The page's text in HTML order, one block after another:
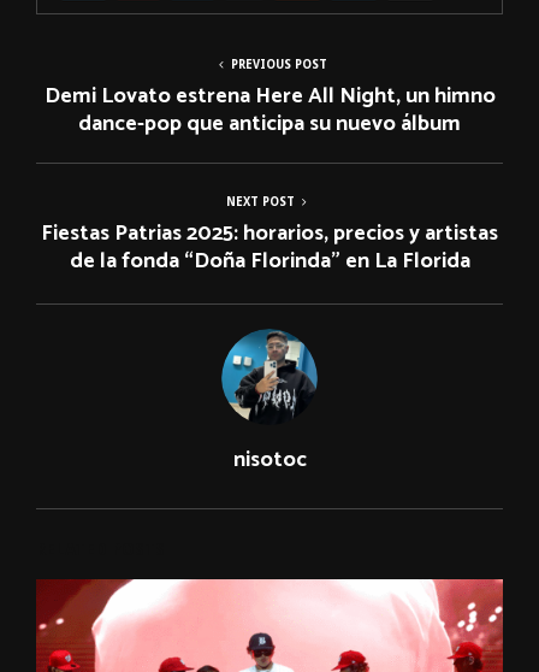
PREVIOUS POST
Demi Lovato estrena Here All Night, un himno
dance-pop que anticipa su nuevo álbum
NEXT POST
Fiestas Patrias 2025: horarios, precios y artistas
de la fonda “Doña Florinda” en La Florida
nisotoc